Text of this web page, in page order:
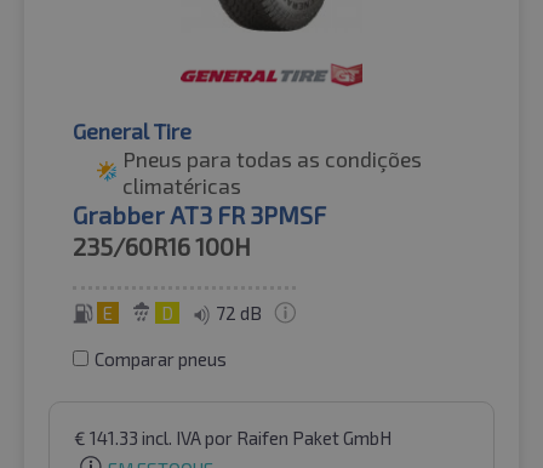
General Tire
Pneus para todas as condições
climatéricas
Grabber AT3 FR 3PMSF
235/60R16100H
E D 72 dB
Comparar pneus
€ 141.33 incl. IVApor Raifen Paket GmbH